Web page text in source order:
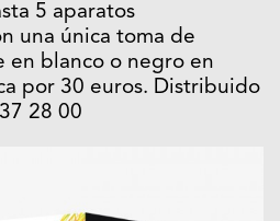
5 aparatos
una única toma de
en blanco o negro en
por 30 euros. Distribuido
28 00